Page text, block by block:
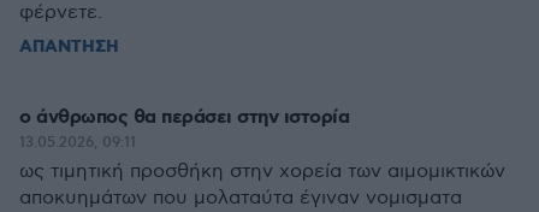
φέρνετε.
ΑΠΑΝΤΗΣΗ
ο άνθρωπος θα περάσει στην ιστορία
13.05.2026, 09:11
ως τιμητική προσθήκη στην χορεία των αιμομικτικών
αποκυημάτων που μολαταύτα έγιναν νομισματα